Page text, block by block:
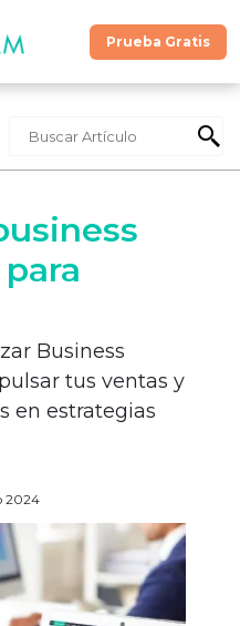
Prueba Gratis
Business
tus ventas y
en estrategias
2024